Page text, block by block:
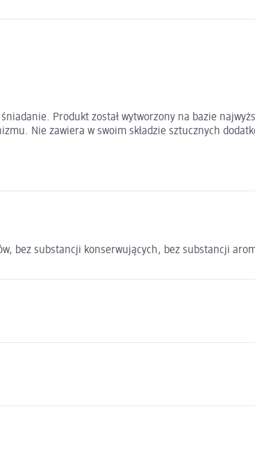
Produkt został wytworzony na bazie
Nie zawiera w swoim składzie sztucznych
bez substancji konserwujących, bez substancji